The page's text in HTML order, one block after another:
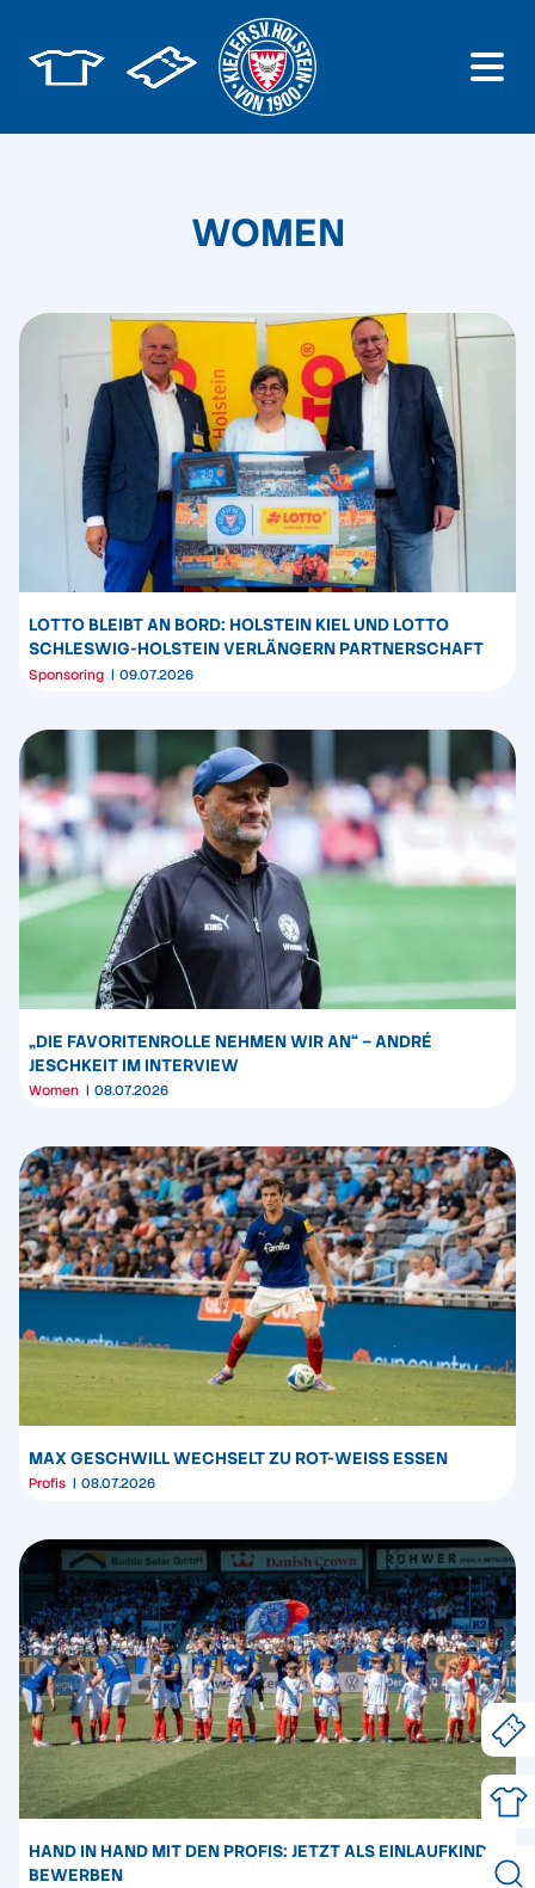
WOMEN
LOTTO BLEIBT AN BORD: HOLSTEIN KIEL UND LOTTO
SCHLESWIG-HOLSTEIN VERLÄNGERN PARTNERSCHAFT
Sponsoring 09.07.2026
„DIE FAVORITENROLLE NEHMEN WIR AN“ – ANDRÉ
JESCHKEIT IM INTERVIEW
Women 08.07.2026
MAX GESCHWILL WECHSELT ZU ROT-WEISS ESSEN
Profis 08.07.2026
HAND IN HAND MIT DEN PROFIS: JETZT ALS EINLAUFKIND
BEWERBEN